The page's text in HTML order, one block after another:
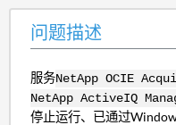
问题描述
服务NetApp OCIE
NetApp ActiveIQ
停止运行、已通过